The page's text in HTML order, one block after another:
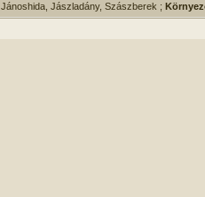
Jánoshida, Jászladány, Szászberek ;